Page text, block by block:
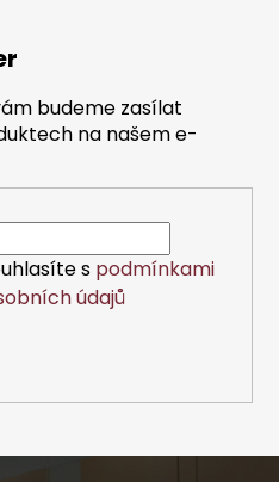
budeme zasílat
na našem e-
s podmínkami
údajů